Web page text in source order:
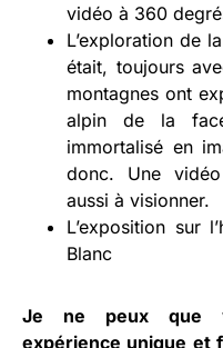
vidéo à 360
L’exploration de
était, toujours
montagnes ont
alpin de la
immortalisé en
donc. Une
aussi à visionner.
L’exposition sur
Blanc
Je ne peux que
expérience unique et